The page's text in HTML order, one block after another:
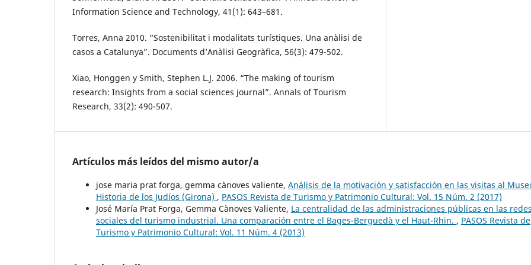
Information Science and Technology, 41(1): 643–681.
Torres, Anna 2010. “Sostenibilitat i modalitats turístiques. Una anàlisi de
casos a Catalunya”. Documents d’Anàlisi Geogràfica, 56(3): 479-502.
Xiao, Honggen y Smith, Stephen L.J. 2006. “The making of tourism
research: Insights from a social sciences journal”. Annals of Tourism
Research, 33(2): 490-507.
Artículos más leídos del mismo autor/a
jose maria prat forga, gemma cànoves valiente, Análisis de la motivación y satisfacción en las visitas al
Historia de los Judíos (Girona) , PASOS Revista de Turismo y Patrimonio Cultural: Vol. 15 Núm. 2 (2017)
José María Prat Forga, Gemma Cànoves Valiente, La centralidad de las administraciones públicas en las redes
sociales del turismo industrial. Una comparación entre el Bages-Berguedà y el Haut-Rhin. , PASOS Revista de
Turismo y Patrimonio Cultural: Vol. 11 Núm. 4 (2013)